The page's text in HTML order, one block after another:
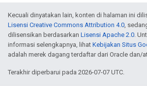
Kecuali dinyatakan lain, konten di halaman ini
Lisensi Creative Commons Attribution 4.0,
dilisensikan berdasarkan Lisensi Apache 2.0.
informasi selengkapnya, lihat Kebijakan Situs
adalah merek dagang terdaftar dari Oracle dan/
Terakhir diperbarui pada 2026-07-07 UTC.